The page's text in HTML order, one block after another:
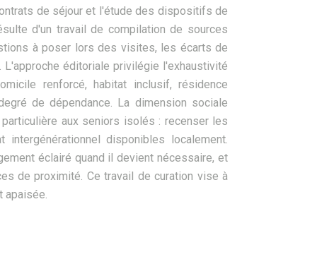
de séjour et l'étude des dispositifs de
d'un travail de compilation de sources
à poser lors des visites, les écarts de
éditoriale privilégie l'exhaustivité
renforcé, habitat inclusif, résidence
de dépendance. La dimension sociale
aux seniors isolés : recenser les
disponibles localement.
éclairé quand il devient nécessaire, et
de proximité. Ce travail de curation vise à
apaisée.